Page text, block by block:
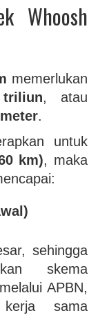
Whoosh
memerlukan
triliun, atau
.
untuk
km), maka
sehingga
skema
APBN,
sama